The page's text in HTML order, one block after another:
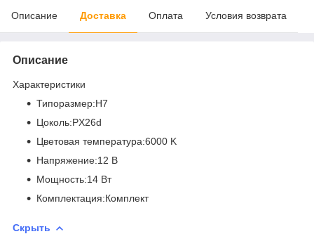
Описание Доставка Оплата Условия возврата
Описание
Характеристики
Типоразмер:H7
Цоколь:PX26d
Цветовая температура:6000 K
Напряжение:12 В
Мощность:14 Вт
Комплектация:Комплект
Скрыть